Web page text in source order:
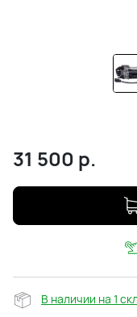
31 500 р.
В наличии на 1